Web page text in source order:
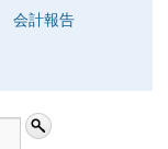
会計報告